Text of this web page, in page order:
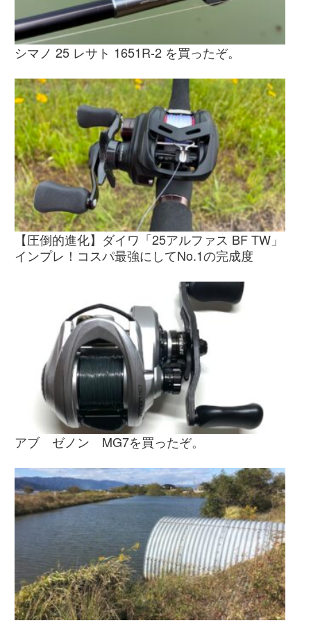
シマノ 25 レサト 1651R-2 を買ったぞ。
【圧倒的進化】ダイワ「25アルファス BF TW」
インプレ！コスパ最強にしてNo.1の完成度
アブ ゼノン MG7を買ったぞ。